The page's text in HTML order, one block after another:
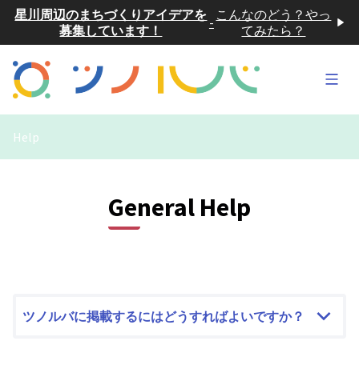
星川周辺のまちづくりアイデアを
募集しています！
- こんなのどう？やっ
てみたら？
Main
Help
General Help
ツノルバに掲載するにはどうすればよいですか？